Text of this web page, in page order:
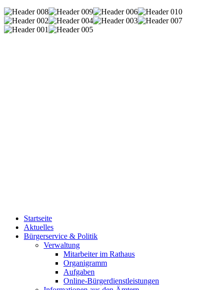
Startseite
Aktuelles
Bürgerservice & Politik
Verwaltung
Mitarbeiter im Rathaus
Organigramm
Aufgaben
Online-Bürgerdienstleistungen